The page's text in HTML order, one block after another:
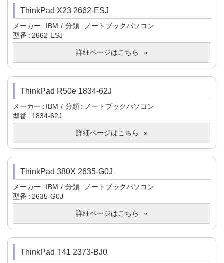
ThinkPad X23 2662-ESJ
メーカー IBM 分類
ノートブックパソコン
型番
2662-ESJ
詳細ページはこちら
ThinkPad R50e 1834-62J
メーカー IBM 分類
ノートブックパソコン
型番
1834-62J
詳細ページはこちら
ThinkPad 380X 2635-G0J
メーカー IBM 分類
ノートブックパソコン
型番
2635-G0J
詳細ページはこちら
ThinkPad T41 2373-BJ0